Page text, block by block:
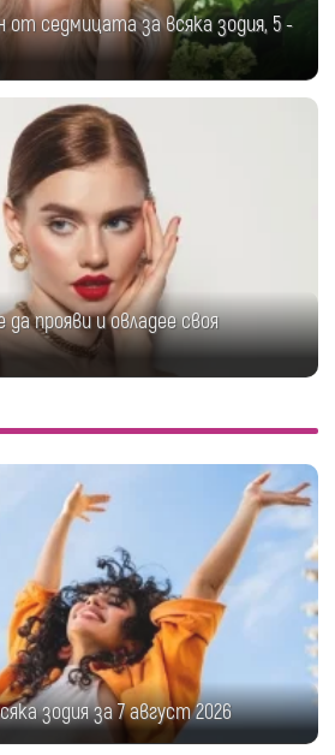
седмицата за всяка зодия, 5 -
прояви и овладее своя
зодия за 7 август 2026